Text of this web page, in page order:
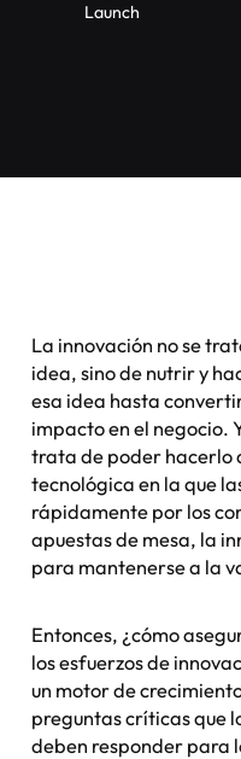
Launch
La innovación no se
idea, sino de nutrir y
esa idea hasta
impacto en el negocio.
trata de poder hacerlo
tecnológica en la que
rápidamente por los
apuestas de mesa, la
para mantenerse a la
Entonces, ¿cómo
los esfuerzos de
un motor de
preguntas críticas que
deben responder para